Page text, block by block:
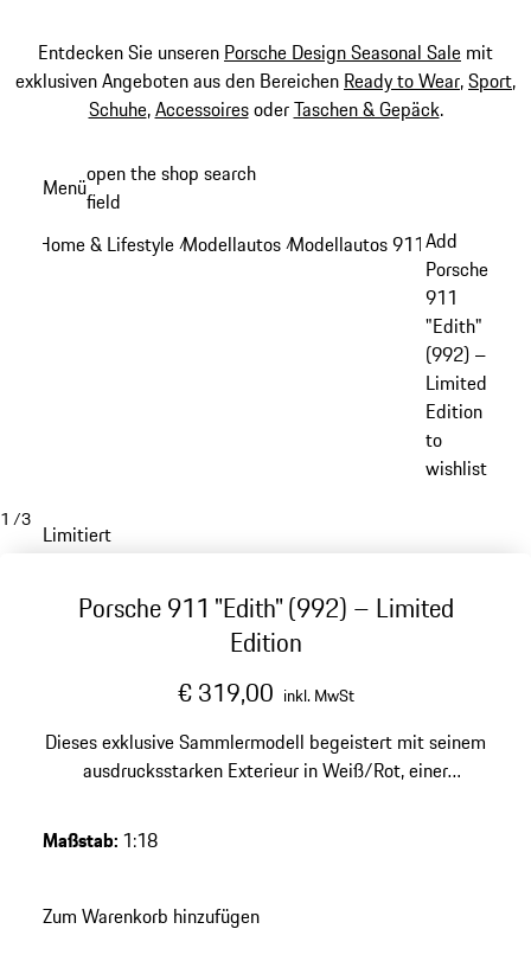
Entdecken Sie unseren Porsche Design Seasonal Sale mit
exklusiven Angeboten aus den Bereichen Ready to Wear,Sport,
Schuhe,AccessoiresoderTaschen & Gepäck.
Hauptinhalt
Menüopen the shop search
field
Home & Lifestyle /Modellautos /Modellautos 911 /
Add
Porsche
911
"Edith"
(992) –
Limited
Edition
to
wishlist
1 /3
Limitiert
Porsche 911 "Edith" (992) – Limited
Edition
€ 319,00 inkl. MwSt
Dieses exklusive Sammlermodell begeistert mit seinem
ausdrucksstarken Exterieur in Weiß/Rot, einer
limitierten Auflage von 500 Stück – ein besonderes
Highlight für jede anspruchsvolle Porsche Sammlung.
Maßstab: 1:18
Zum Warenkorb hinzufügen